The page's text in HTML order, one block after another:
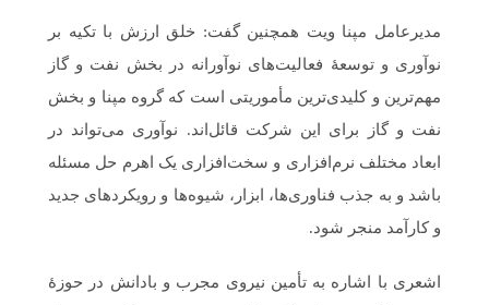
مدیرعامل مپنا ویت همچنین گفت: خلق ارزش با تکیه بر
نوآوری و توسعۀ فعالیت‌های نوآورانه در بخش نفت و گاز
مهم‌ترین و کلیدی‌ترین مأموریتی است که گروه مپنا و بخش
نفت و گاز برای این شرکت قائل‌اند. نوآوری می‌تواند در
ابعاد مختلف نرم‌افزاری و سخت‌افزاری یک اهرم حل مسئله
باشد و به جذب فناوری‌ها، ابزار، شیوه‌ها و رویکردهای جدید
و کارآمد منجر شود.
اشعری با اشاره به تأمین نیروی مجرب و بادانش در حوزۀ